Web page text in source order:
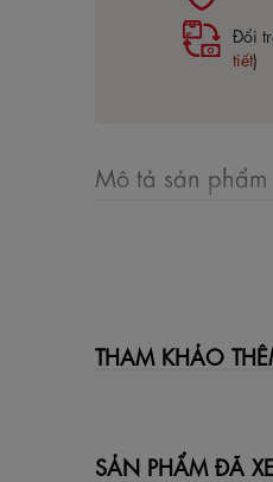
Đổi
tiết)
Mô tả sản phẩm
THAM KHẢO
SẢN PHẨM ĐÃ